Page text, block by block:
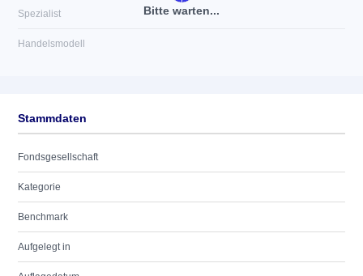
Bitte warten...
Spezialist
Handelsmodell
Stammdaten
Fondsgesellschaft
Kategorie
Benchmark
Aufgelegt in